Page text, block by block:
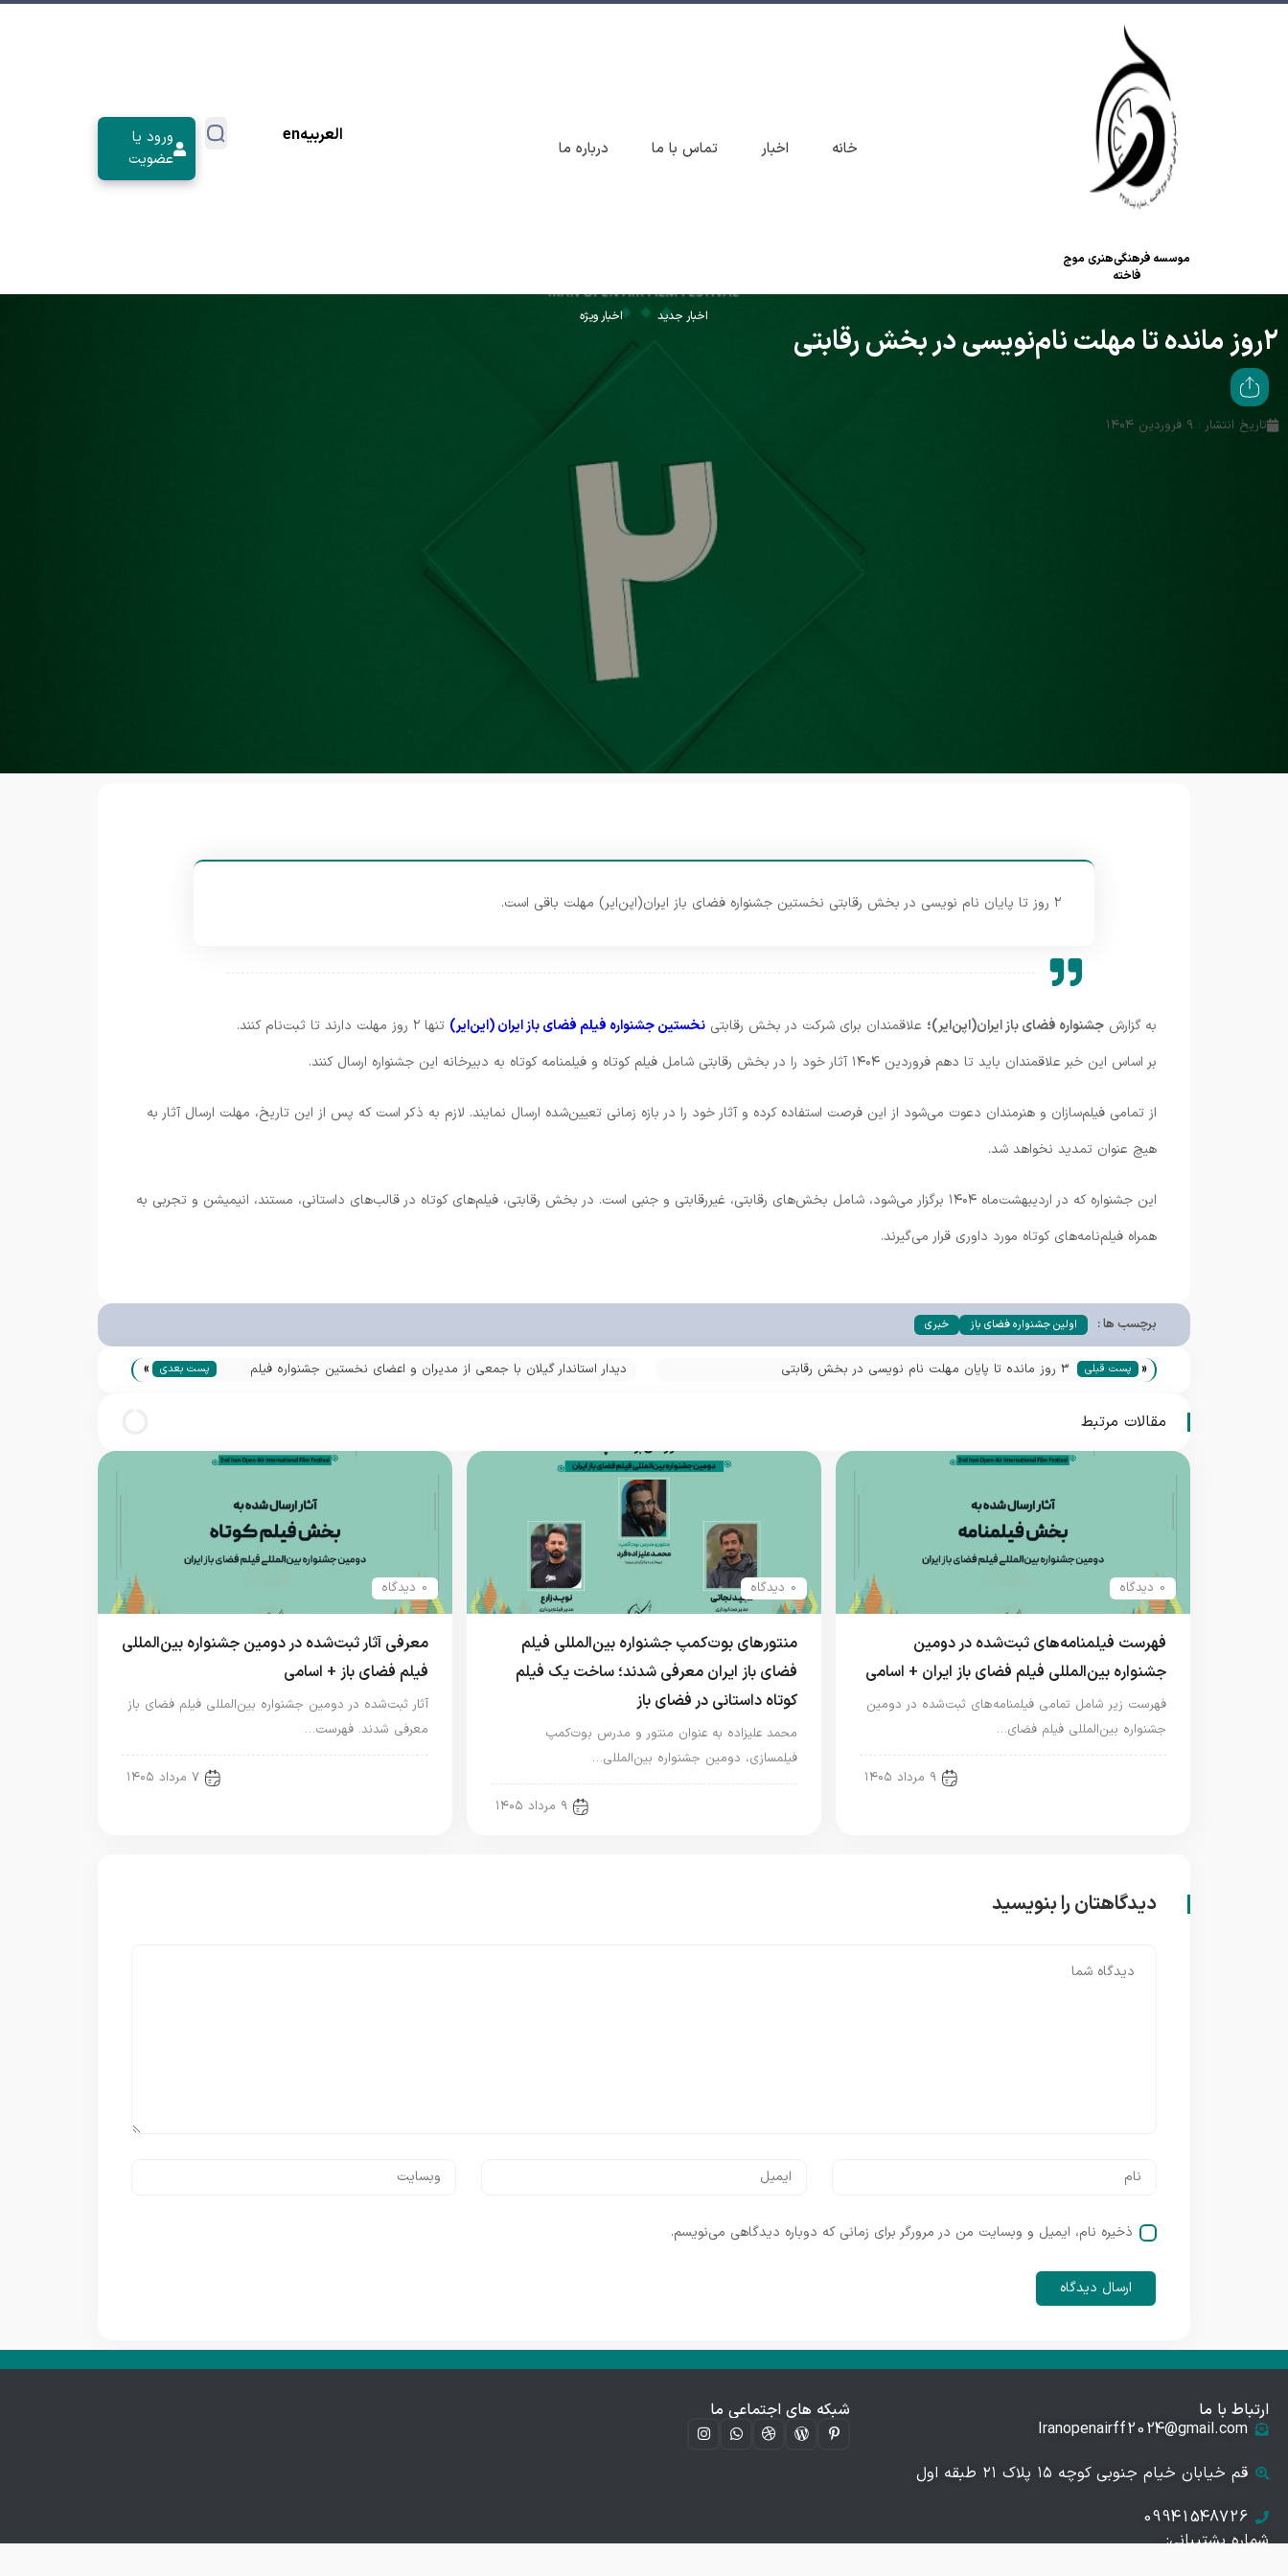
موسسه فرهنگی‌هنری موج
فاخته
خانه اخبار تماس با ما درباره ما
العربیهen
ورود یا
عضویت
اخبار جدید اخبار ویژه
۲روز مانده تا مهلت نام‌نویسی در بخش رقابتی
تاریخ انتشار : ۹ فروردین ۱۴۰۴
۲ روز تا پایان نام نویسی در بخش رقابتی نخستین جشنواره فضای باز ایران(اپن‌ایر) مهلت باقی است.
به گزارش جشنواره فضای باز ایران(اپن‌ایر)؛ علاقمندان برای شرکت در بخش رقابتی نخستین جشنواره فیلم فضای باز ایران (این‌ایر) تنها ۲ روز مهلت دارند تا ثبت‌نام کنند.
بر اساس این خبر علاقمندان باید تا دهم فروردین ۱۴۰۴ آثار خود را در بخش رقابتی شامل فیلم کوتاه و فیلمنامه کوتاه به دبیرخانه این جشنواره ارسال کنند.
از تمامی فیلم‌سازان و هنرمندان دعوت می‌شود از این فرصت استفاده کرده و آثار خود را در بازه زمانی تعیین‌شده ارسال نمایند. لازم به ذکر است که پس از این تاریخ، مهلت ارسال آثار به
هیچ عنوان تمدید نخواهد شد.
این جشنواره که در اردیبهشت‌ماه ۱۴۰۴ برگزار می‌شود، شامل بخش‌های رقابتی، غیررقابتی و جنبی است. در بخش رقابتی، فیلم‌های کوتاه در قالب‌های داستانی، مستند، انیمیشن و تجربی به
همراه فیلم‌نامه‌های کوتاه مورد داوری قرار می‌گیرند.
برچسب ها : اولین جشنواره فضای باز خبری
« پست قبلی 3 روز مانده تا پایان مهلت نام نویسی در بخش رقابتی
دیدار استاندار گیلان با جمعی از مدیران و اعضای نخستین جشنواره فیلم
پست بعدی »
مقالات مرتبط
0 دیدگاه
فهرست فیلمنامه‌های ثبت‌شده در دومین
جشنواره بین‌المللی فیلم فضای باز ایران + اسامی
فهرست زیر شامل تمامی فیلمنامه‌های ثبت‌شده در دومین
جشنواره بین‌المللی فیلم فضای…
۹ مرداد ۱۴۰۵
0 دیدگاه
منتورهای بوت‌کمپ جشنواره بین‌المللی فیلم
فضای باز ایران معرفی شدند؛ ساخت یک فیلم
کوتاه داستانی در فضای باز
محمد علیزاده به عنوان منتور و مدرس بوت‌کمپ
فیلمسازی، دومین جشنواره بین‌المللی…
۹ مرداد ۱۴۰۵
0 دیدگاه
معرفی آثار ثبت‌شده در دومین جشنواره بین‌المللی
فیلم فضای باز + اسامی
آثار ثبت‌شده در دومین جشنواره بین‌المللی فیلم فضای باز
معرفی شدند. فهرست…
۷ مرداد ۱۴۰۵
دیدگاهتان را بنویسید
ذخیره نام، ایمیل و وبسایت من در مرورگر برای زمانی که دوباره دیدگاهی می‌نویسم.
ارتباط با ما
Iranopenairff2024@gmail.com
قم خیابان خیام جنوبی کوچه ۱۵ پلاک ۲۱ طبقه اول
09941548726
شماره پشتیبانی:
شبکه های اجتماعی ما